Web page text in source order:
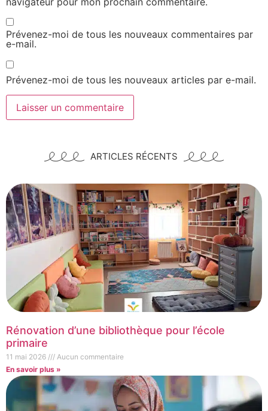
Prévenez-moi de tous les nouveaux commentaires par
e-mail.
Prévenez-moi de tous les nouveaux articles par e-mail.
ARTICLES RÉCENTS
Rénovation d’une bibliothèque pour l’école
primaire
11 mai 2026
Aucun commentaire
En savoir plus »